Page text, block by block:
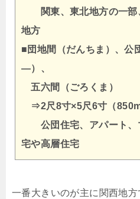
関東、東北地方の一部
地方
■団地間（だんちま）、公
―）、
五六間（ごろくま）
⇒2尺8寸×5尺6寸（
公団住宅、アパート、
宅や高層住宅
一番大きいのが主に関西地